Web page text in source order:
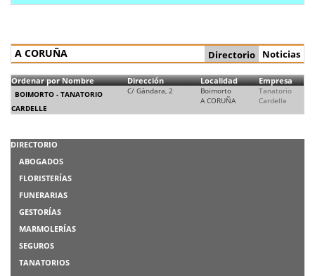
A CORUÑA Directorio Noticias
Ordenar por Nombre Dirección Localidad Empresa
BOIMORTO - TANATORIO
CARDELLE
C/ Gándara, 2
Boimorto
A CORUÑA
Tanatorio
Cardelle
DIRECTORIO
ABOGADOS
FLORISTERÍAS
FUNERARIAS
GESTORÍAS
MARMOLERÍAS
SEGUROS
TANATORIOS